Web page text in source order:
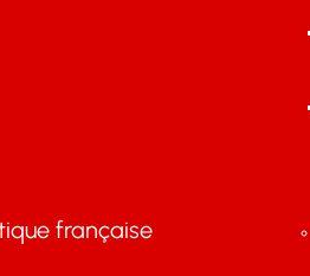
française